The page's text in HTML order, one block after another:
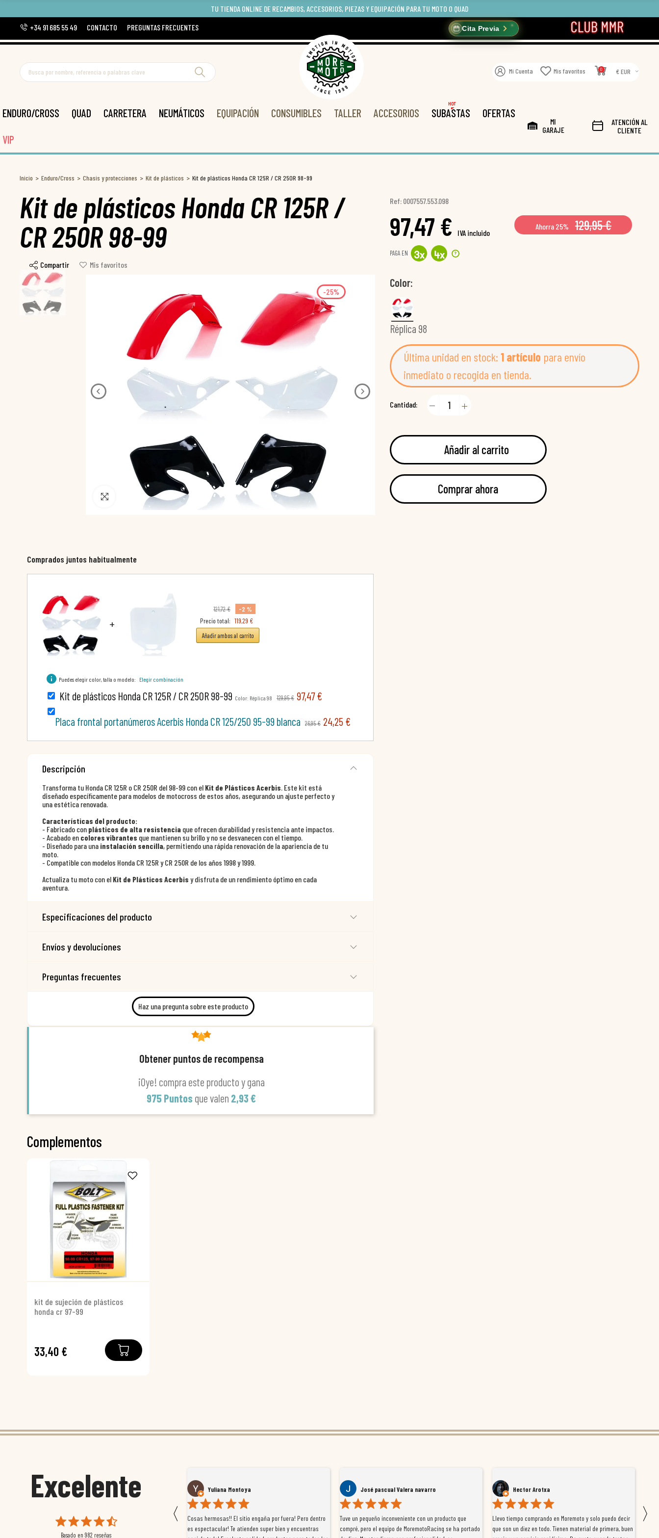
TU TIENDA ONLINE DE RECAMBIOS, ACCESORIOS, PIEZAS Y EQUIPACIÓN PARA TU MOTO O QUAD
+34 91 685 55 49
CONTACTO PREGUNTAS FRECUENTES Cita Previa
Mi Cuenta Mis favoritos 0 € EUR
ENDURO/CROSS QUAD CARRETERA NEUMÁTICOS EQUIPACIÓN CONSUMIBLES TALLER ACCESORIOS SUBASTAS
HOT
OFERTAS
VIP
MI
GARAJE
ATENCIÓN AL
CLIENTE
Inicio Enduro/Cross Chasis y protecciones Kit de plásticos Kit de plásticos Honda CR 125R / CR 250R 98-99
Kit de plásticos Honda CR 125R /
CR 250R 98-99
Compartir Mis favoritos
Ref: 0007557.553.098
97,47 € IVA incluido
Ahorra 25% 129,95 €
PAGA EN 3x 4x ?
-25%
Pincha para agrandar
Color
Réplica 98
Última unidad en stock: 1 artículo para envío
inmediato o recogida en tienda.
Cantidad:
Añadir al carrito
Comprar ahora
Comprados juntos habitualmente
+
121,72 €
-2 %
Precio total: 119,29 €
Añadir ambos al carrito
info Puedes elegir color, talla o modelo: Elegir combinación
Kit de plásticos Honda CR 125R / CR 250R 98-99 Color: Réplica 98 129,95 € 97,47 €
Placa frontal portanúmeros Acerbis Honda CR 125/250 95-99 blanca
26,95 € 24,25 €
Descripción
Transforma tu Honda CR 125R o CR 250R del 98-99 con el Kit de Plásticos Acerbis . Este kit está
diseñado específicamente para modelos de motocross de estos años, asegurando un ajuste perfecto y
una estética renovada.
Características del producto:
- Fabricado con plásticos de alta resistencia que ofrecen durabilidad y resistencia ante impactos.
- Acabado en colores vibrantes que mantienen su brillo y no se desvanecen con el tiempo.
- Diseñado para una instalación sencilla, permitiendo una rápida renovación de la apariencia de tu
moto.
- Compatible con modelos Honda CR 125R y CR 250R de los años 1998 y 1999.
Actualiza tu moto con el Kit de Plásticos Acerbis y disfruta de un rendimiento óptimo en cada
aventura.
Especificaciones del producto
Envíos y devoluciones
Preguntas frecuentes
Haz una pregunta sobre este producto
Obtener puntos de recompensa
¡Oye! compra este producto y gana
975 Puntos que valen 2,93 €
Complementos
kit de sujeción de plásticos
honda cr 97-99
33,40 €
Excelente
Basado en 982 reseñas
〈
Susana García Luis
Magnífica atención al cliente. Tuvimos un pequeño
retraso en el pedido y desde el minuto uno se
Yuliana Montoya
Cosas hermosas!! El sitio engaña por fuera! Pero dentro
es espectacular! Te atienden super bien y encuentras
José pascual Valera navarro
Tuve un pequeño inconveniente con un producto que
compré, pero el equipo de MoremotoRacing se ha portado
Hector Arotxa
Llevo tiempo comprando en Moremoto y solo puedo decir
que son un diez en todo. Tienen material de primera, buen
〉